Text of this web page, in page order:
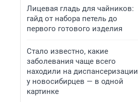
Лицевая гладь для чайников:
гайд от набора петель до
первого готового изделия
Стало известно, какие
заболевания чаще всего
находили на диспансеризации
у новосибирцев — в одной
картинке